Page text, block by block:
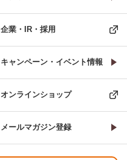
企業・IR・採用
キャンペーン・イベント情報
オンラインショップ
メールマガジン登録